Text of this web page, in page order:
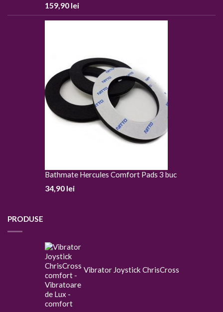
159,90 lei
Bathmate Hercules Comfort Pads 3 buc
34,90 lei
PRODUSE
Vibrator Joystick ChrisCross
comfort